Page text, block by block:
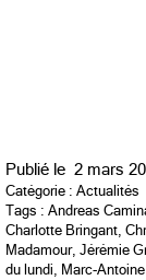
Publié le 2 mars
Catégorie : Actualités
Tags : Andreas
Charlotte Bringant,
Madamour, Jérémie
du lundi, Marc-